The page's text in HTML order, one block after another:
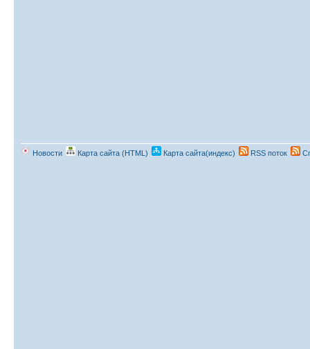
Новости Карта сайта (HTML) Карта сайта(индекс) RSS поток